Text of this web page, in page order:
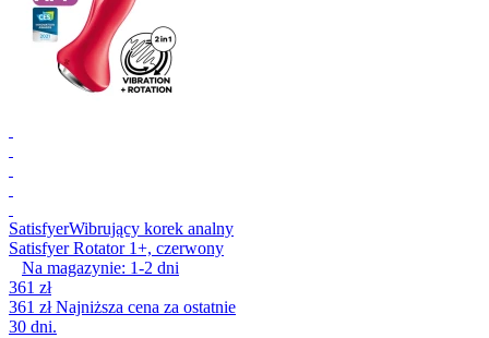
SatisfyerWibrujący korek analny
Satisfyer Rotator 1+, czerwony
Na magazynie: 1-2 dni
361 zł
361 złNajniższa cena za ostatnie
30 dni.